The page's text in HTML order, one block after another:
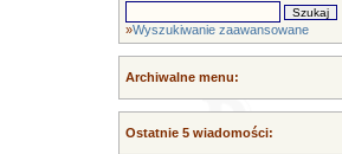
»Wyszukiwanie zaawansowane
Archiwalne menu:
Ostatnie 5 wiadomości: